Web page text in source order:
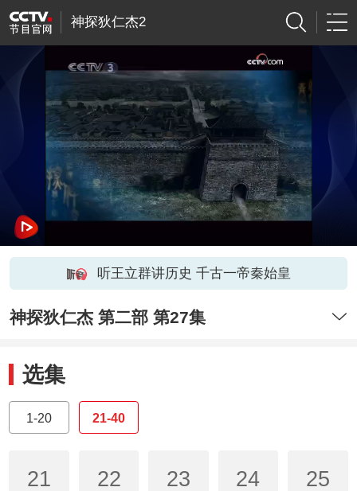
神探狄仁杰2
听王立群讲历史 千古一帝秦始皇
神探狄仁杰 第二部 第27集
选集
1-20 21-40
21 22 23 24 25